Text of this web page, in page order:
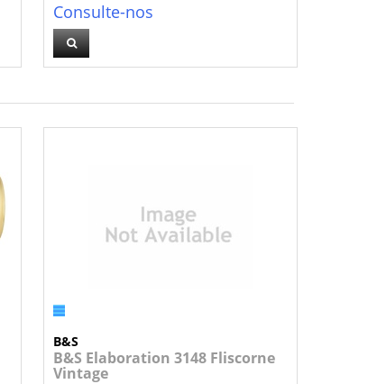
Consulte-nos
B&S
B&S Elaboration 3148 Fliscorne
Vintage